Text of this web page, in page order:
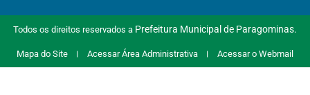
Todos os direitos reservados a Prefeitura Municipal de Paragominas.
Mapa do Site Acessar Área Administrativa Acessar o Webmail